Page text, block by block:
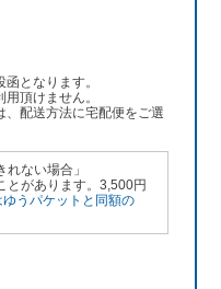
となります。
頂けません。
、配送方法に宅配便をご選
れない場合」
とがあります。3,500円
ゆうパケットと同額の